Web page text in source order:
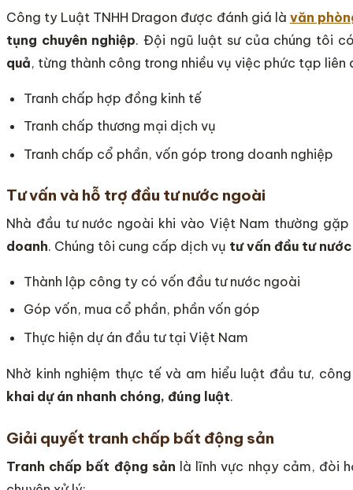
Công ty Luật TNHH Dragon được đánh giá là văn
tụng chuyên nghiệp. Đội ngũ luật sư của chúng tôi
quả, từng thành công trong nhiều vụ việc phức tạp liên
Tranh chấp hợp đồng kinh tế
Tranh chấp thương mại dịch vụ
Tranh chấp cổ phần, vốn góp trong doanh nghiệp
Tư vấn và hỗ trợ đầu tư nước ngoài
Nhà đầu tư nước ngoài khi vào Việt Nam thường
doanh. Chúng tôi cung cấp dịch vụ tư vấn đầu tư
Thành lập công ty có vốn đầu tư nước ngoài
Góp vốn, mua cổ phần, phần vốn góp
Thực hiện dự án đầu tư tại Việt Nam
Nhờ kinh nghiệm thực tế và am hiểu luật đầu tư,
khai dự án nhanh chóng, đúng luật.
Giải quyết tranh chấp bất động sản
Tranh chấp bất động sản là lĩnh vực nhạy cảm, đòi